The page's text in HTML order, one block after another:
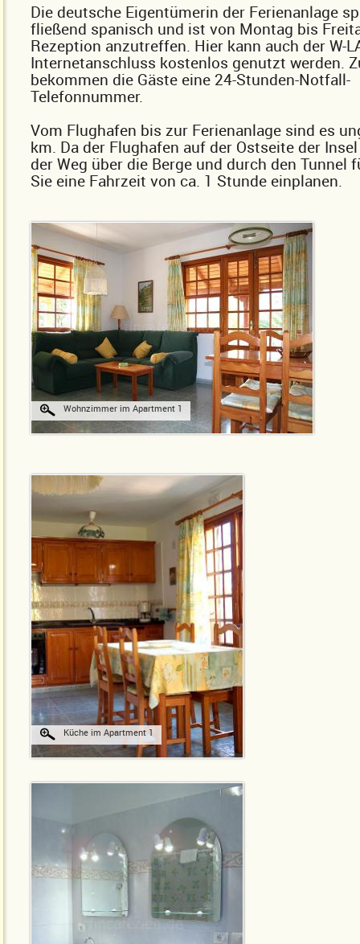
Die deutsche Eigentümerin der Ferienanlage
fließend spanisch und ist von Montag bis
Rezeption anzutreffen. Hier kann auch der W-
Internetanschluss kostenlos genutzt werden.
bekommen die Gäste eine 24-Stunden-Notfall-
Telefonnummer.
Vom Flughafen bis zur Ferienanlage sind es
km. Da der Flughafen auf der Ostseite der
der Weg über die Berge und durch den Tunnel
Sie eine Fahrzeit von ca. 1 Stunde einplanen.
Wohnzimmer im Apartment 1
Küche im Apartment 1